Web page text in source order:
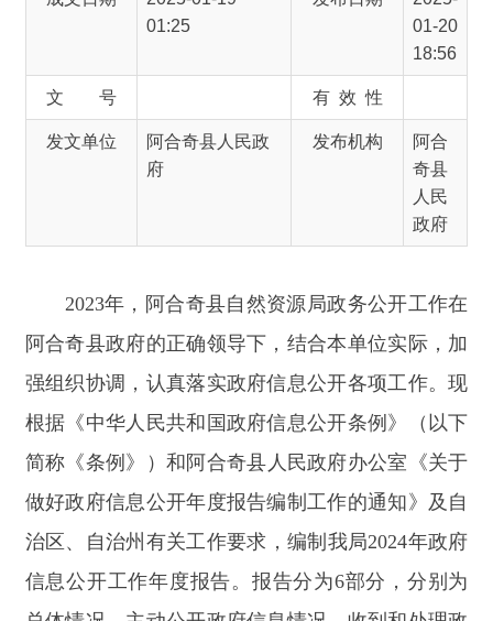
阿合奇县人民政
人民
政府
阿合奇 县自然资源局政务公开工作在
县政府的正确领导下，结合本单位实际，加
简称《条例》）和 阿合奇县人民政府办公室《关于
做好政府信息公开年度报告编制工作的通知》及自
治区、自治州有关工作要求，编制我局2024年政府
信息公开工作年度报告。报告分为6部分，分别为
总体情况、主动公开政府信息情况、收到和处理政
要报告的事项。
本年度报告中所列资料数据的汇总统计期限从